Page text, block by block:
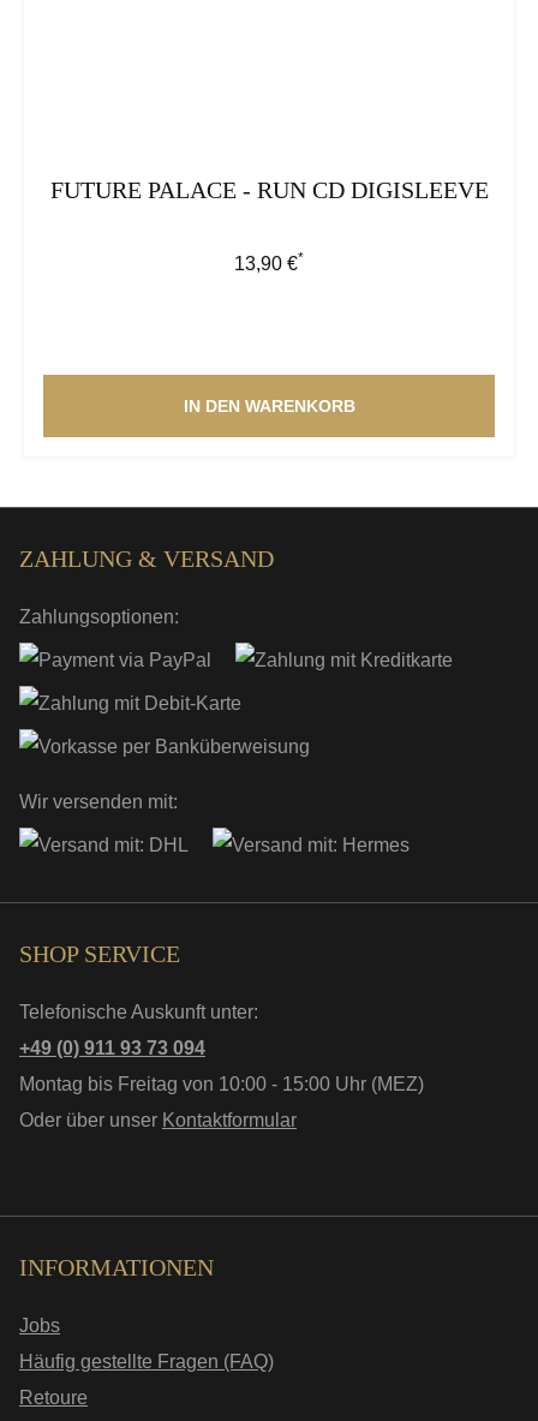
FUTURE PALACE - RUN CD DIGISLEEVE
Regulärer Preis:
13,90 €*
IN DEN WARENKORB
ZAHLUNG & VERSAND
Zahlungsoptionen:
Wir versenden mit:
SHOP SERVICE
Telefonische Auskunft unter:
+49 (0) 911 93 73 094
Montag bis Freitag von 10:00 - 15:00 Uhr (MEZ)
Oder über unser Kontaktformular
INFORMATIONEN
Jobs
Häufig gestellte Fragen (FAQ)
Retoure